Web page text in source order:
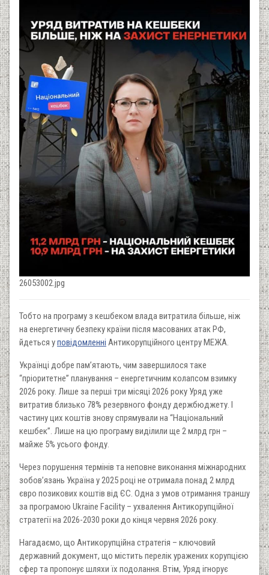
26053002.jpg
Тобто на програму з кешбеком влада витратила більше, ніж
на енергетичну безпеку країни після масованих атак РФ,
йдеться уповідомленні Антикорупційного центру МЕЖА.
Українці добре пам’ятають, чим завершилося таке
“пріоритетне” планування – енергетичним колапсом взимку
2026 року. Лише за перші три місяці 2026 року Уряд уже
витратив близько 78% резервного фонду держбюджету. І
частину цих коштів знову спрямували на “Національний
кешбек”. Лише на цю програму виділили ще 2 млрд грн –
майже 5% усього фонду.
Через порушення термінів та неповне виконання міжнародних
зобов’язань Україна у 2025 році не отримала понад 2 млрд
євро позикових коштів від ЄС. Одна з умов отримання траншу
за програмою Ukraine Facility – ухвалення Антикорупційної
стратегії на 2026-2030 роки до кінця червня 2026 року.
Нагадаємо, що Антикорупційна стратегія – ключовий
державний документ, що містить перелік уражених корупцією
сфер та пропонує шляхи їх подолання. Втім, Уряд ігнорує